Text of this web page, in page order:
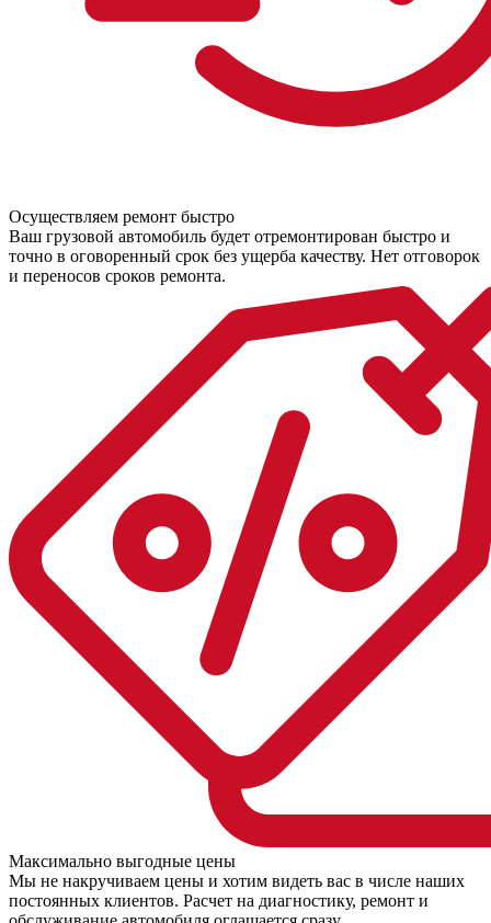
Осуществляем ремонт быстро
Ваш грузовой автомобиль будет отремонтирован быстро и
точно в оговоренный срок без ущерба качеству. Нет отговорок
и переносов сроков ремонта.
Максимально выгодные цены
Мы не накручиваем цены и хотим видеть вас в числе наших
постоянных клиентов. Расчет на диагностику, ремонт и